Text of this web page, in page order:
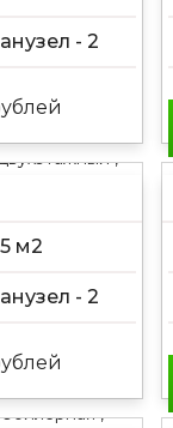
- 2
,
м2
- 2
,